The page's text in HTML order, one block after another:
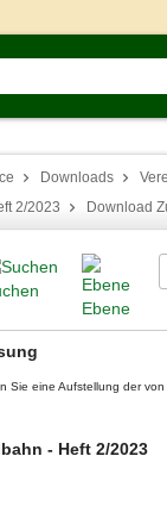
Downloads
2/2023
Download
Ebene
Sie eine Aufstellung der
- Heft 2/2023